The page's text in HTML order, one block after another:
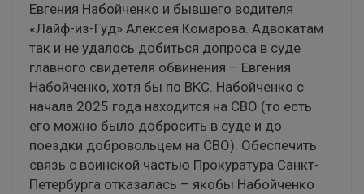
Евгения Набойченко и бывшего водителя
«Лайф-из-Гуд» Алексея Комарова. Адвокатам
так и не удалось добиться допроса в суде
главного свидетеля обвинения – Евгения
Набойченко, хотя бы по ВКС. Набойченко с
начала 2025 года находится на СВО (то есть
его можно было добросить в суде и до
поездки добровольцем на СВО). Обеспечить
связь с воинской частью Прокуратура Санкт-
Петербурга отказалась – якобы Набойченко